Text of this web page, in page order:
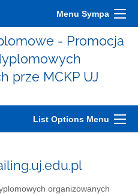
Menu Sympa
- Promocja
prze MCKP UJ
List Options Menu
organizowanych